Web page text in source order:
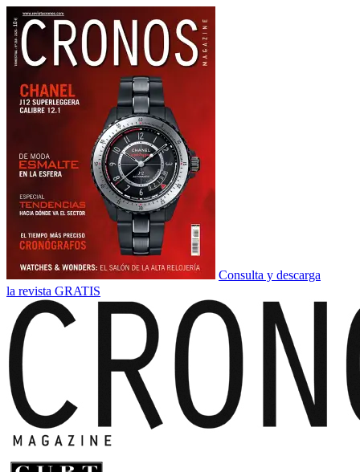
Consulta y descarga
la revista GRATIS